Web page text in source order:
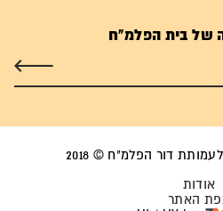
של בית הפלמ"ח
דור הפלמ"ח © 2018
אודות
האתר